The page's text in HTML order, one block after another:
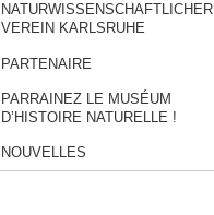
NATURWISSENSCHAFTLICHER
VEREIN KARLSRUHE
PARTENAIRE
PARRAINEZ LE MUSÉUM
D’HISTOIRE NATURELLE !
NOUVELLES